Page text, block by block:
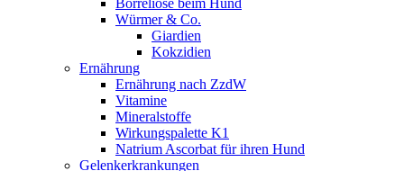
Borreliose beim Hund
Würmer & Co.
Giardien
Kokzidien
Ernährung
Ernährung nach ZzdW
Vitamine
Mineralstoffe
Wirkungspalette K1
Natrium Ascorbat für ihren Hund
Gelenkerkrankungen